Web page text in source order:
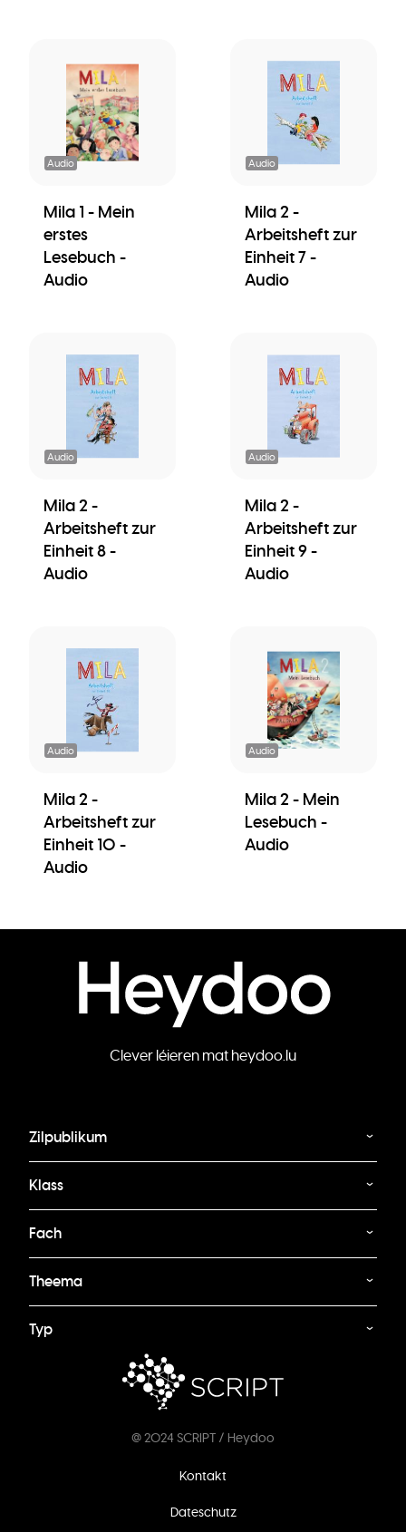
Audio
Mila 1 - Mein
erstes
Lesebuch -
Audio
Audio
Mila 2 -
Arbeitsheft zur
Einheit 7 -
Audio
Audio
Mila 2 -
Arbeitsheft zur
Einheit 8 -
Audio
Audio
Mila 2 -
Arbeitsheft zur
Einheit 9 -
Audio
Audio
Mila 2 -
Arbeitsheft zur
Einheit 10 -
Audio
Audio
Mila 2 - Mein
Lesebuch -
Audio
Clever léieren mat heydoo.lu
Zilpublikum
Klass
Fach
Theema
Typ
@ 2024 SCRIPT / Heydoo
Kontakt
Dateschutz